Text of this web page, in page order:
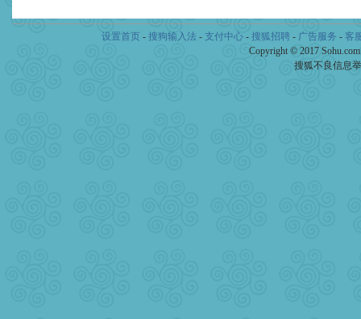
设置首页 - 搜狗输入法 - 支付中心- 搜狐招聘- 广告服务 - 客
Copyright © 2017
搜狐不良信息